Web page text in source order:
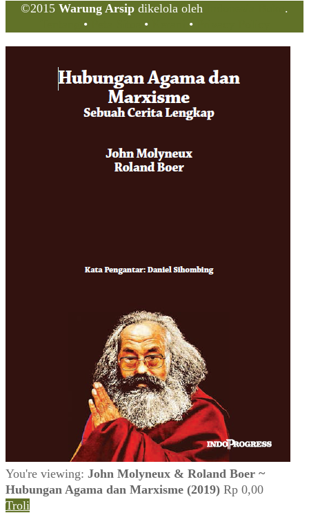
©2015 Warung Arsip dikelola oleh
.
• • •
You're viewing: John Molyneux & Roland Boer ~
Hubungan Agama dan Marxisme (2019) Rp 0,00
Troli